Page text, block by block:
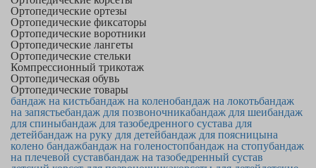
Ортопедические ортезы
Ортопедические фиксаторы
Ортопедические воротники
Ортопедические лангеты
Ортопедические стельки
Компрессионный трикотаж
Ортопедическая обувь
Ортопедические товары
бандаж на кистьбандаж на коленобандаж на локотьбандаж
на запястьебандаж для позвоночникабандаж для шеибандаж
для спиныбандаж для тазобедренного сустава для
детейбандаж на руку для детейбандаж для поясницына
колено бандажбандаж на голеностопбандаж на стопубандаж
на плечевой суставбандаж на тазобедренный сустав